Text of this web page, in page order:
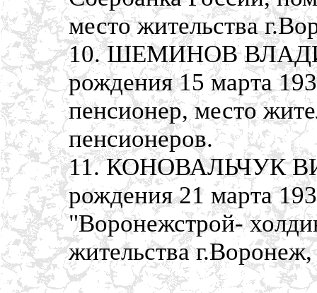
место жительства
10. ШЕМИНОВ
рождения 15 марта
пенсионер, место
пенсионеров.
11. КОНОВАЛЬЧУК
рождения 21 марта
"Воронежстрой-
жительства